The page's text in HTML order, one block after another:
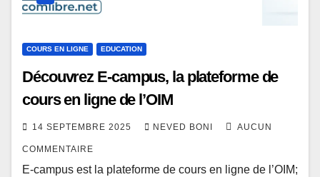
COURS EN LIGNE EDUCATION
Découvrez E-campus, la plateforme de
cours en ligne de l’OIM
14 SEPTEMBRE 2025 NEVED BONI AUCUN
COMMENTAIRE
E-campus est la plateforme de cours en ligne de l’OIM;